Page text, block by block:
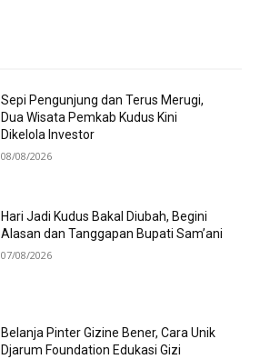
Sepi Pengunjung dan Terus Merugi,
Dua Wisata Pemkab Kudus Kini
Dikelola Investor
08/08/2026
Hari Jadi Kudus Bakal Diubah, Begini
Alasan dan Tanggapan Bupati Sam’ani
07/08/2026
Belanja Pinter Gizine Bener, Cara Unik
Djarum Foundation Edukasi Gizi